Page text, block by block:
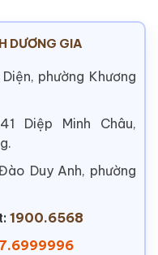
DƯƠNG GIA
phường Khương
Diệp Minh Châu,
Duy Anh, phường
1900.6568